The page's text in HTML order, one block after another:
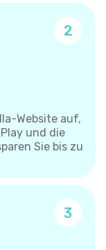
2
Website auf,
und die
Sie bis zu
3